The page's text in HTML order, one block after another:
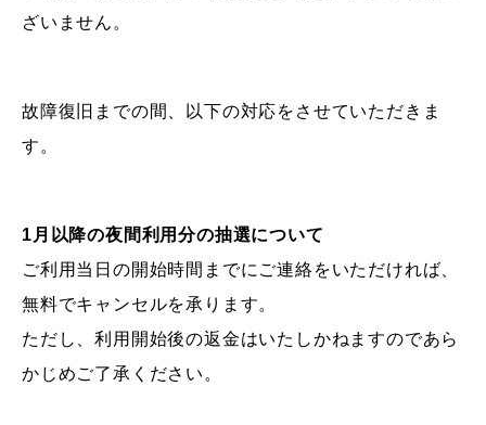
ざいません。
故障復旧までの間、以下の対応をさせていただきま
す。
1月以降の夜間利用分の抽選について
ご利用当日の開始時間までにご連絡をいただければ、
無料でキャンセルを承ります。
ただし、利用開始後の返金はいたしかねますのであら
かじめご了承ください。